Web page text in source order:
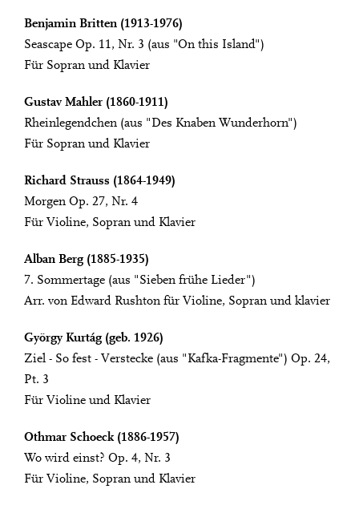
Benjamin Britten (1913-1976)
Seascape Op. 11, Nr. 3 (aus "On this Island")
Für Sopran und Klavier
Gustav Mahler (1860-1911)
Rheinlegendchen (aus "Des Knaben Wunderhorn")
Für Sopran und Klavier
Richard Strauss (1864-1949)
Morgen Op. 27, Nr. 4
Für Violine, Sopran und Klavier
Alban Berg (1885-1935)
7. Sommertage (aus "Sieben frühe Lieder")
Arr. von Edward Rushton für Violine, Sopran und klavier
György Kurtág (geb. 1926)
Ziel - So fest - Verstecke (aus "Kafka-Fragmente") Op. 24,
Pt. 3
Für Violine und Klavier
Othmar Schoeck (1886-1957)
Wo wird einst? Op. 4, Nr. 3
Für Violine, Sopran und Klavier